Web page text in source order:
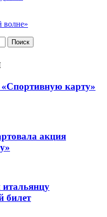
волне»
«Спортивную карту»
акция
билет